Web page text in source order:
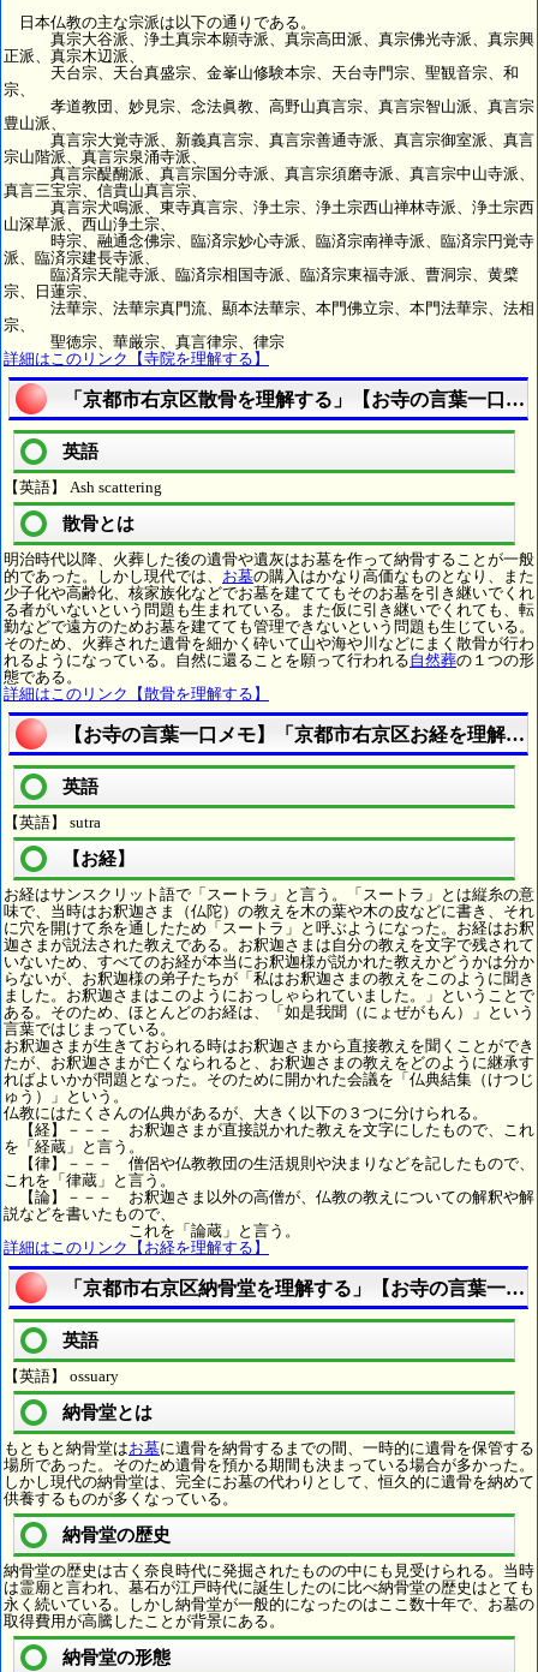
日本仏教の主な宗派は以下の通りである。
真宗大谷派、浄土真宗本願寺派、真宗高田派、真宗佛光寺派、真宗興
正派、真宗木辺派、
天台宗、天台真盛宗、金峯山修験本宗、天台寺門宗、聖観音宗、和
宗、
孝道教団、妙見宗、念法眞教、高野山真言宗、真言宗智山派、真言宗
豊山派、
真言宗大覚寺派、新義真言宗、真言宗善通寺派、真言宗御室派、真言
宗山階派、真言宗泉涌寺派、
真言宗醍醐派、真言宗国分寺派、真言宗須磨寺派、真言宗中山寺派、
真言三宝宗、信貴山真言宗、
真言宗犬鳴派、東寺真言宗、浄土宗、浄土宗西山禅林寺派、浄土宗西
山深草派、西山浄土宗、
時宗、融通念佛宗、臨済宗妙心寺派、臨済宗南禅寺派、臨済宗円覚寺
派、臨済宗建長寺派、
臨済宗天龍寺派、臨済宗相国寺派、臨済宗東福寺派、曹洞宗、黄檗
宗、日蓮宗、
法華宗、法華宗真門流、顯本法華宗、本門佛立宗、本門法華宗、法相
宗、
聖徳宗、華厳宗、真言律宗、律宗
詳細はこのリンク【寺院を理解する】
「京都市右京区散骨を理解する」【お寺の言葉一口メ
英語
【英語】 Ash scattering
散骨とは
明治時代以降、火葬した後の遺骨や遺灰はお墓を作って納骨することが一般
的であった。しかし現代では、 お墓の購入はかなり高価なものとなり、また
少子化や高齢化、核家族化などでお墓を建ててもそのお墓を引き継いでくれ
る者がいないという問題も生まれている。また仮に引き継いでくれても、転
勤などで遠方のためお墓を建てても管理できないという問題も生じている。
そのため、火葬された遺骨を細かく砕いて山や海や川などにまく散骨が行わ
れるようになっている。自然に還ることを願って行われる自然葬の１つの形
態である。
詳細はこのリンク【散骨を理解する】
【お寺の言葉一口メモ】「京都市右京区お経を理解す
英語
【英語】 sutra
【お経】
お経はサンスクリット語で「スートラ」と言う。「スートラ」とは縦糸の意
味で、当時はお釈迦さま（仏陀）の教えを木の葉や木の皮などに書き、それ
に穴を開けて糸を通したため「スートラ」と呼ぶようになった。お経はお釈
迦さまが説法された教えである。お釈迦さまは自分の教えを文字で残されて
いないため、すべてのお経が本当にお釈迦様が説かれた教えかどうかは分か
らないが、お釈迦様の弟子たちが「私はお釈迦さまの教えをこのように聞き
ました。お釈迦さまはこのようにおっしゃられていました。」ということで
ある。そのため、ほとんどのお経は、「如是我聞（にょぜがもん）」という
言葉ではじまっている。
お釈迦さまが生きておられる時はお釈迦さまから直接教えを聞くことができ
たが、お釈迦さまが亡くなられると、お釈迦さまの教えをどのように継承す
ればよいかが問題となった。そのために開かれた会議を「仏典結集（けつじ
ゅう）」という。
仏教にはたくさんの仏典があるが、大きく以下の３つに分けられる。
【経】－－－ お釈迦さまが直接説かれた教えを文字にしたもので、これ
を「経蔵」と言う。
【律】－－－ 僧侶や仏教教団の生活規則や決まりなどを記したもので、
これを「律蔵」と言う。
【論】－－－ お釈迦さま以外の高僧が、仏教の教えについての解釈や解
説などを書いたもので、
これを「論蔵」と言う。
詳細はこのリンク【お経を理解する】
「京都市右京区納骨堂を理解する」【お寺の言葉一口
英語
【英語】 ossuary
納骨堂とは
もともと納骨堂はお墓に遺骨を納骨するまでの間、一時的に遺骨を保管する
場所であった。そのため遺骨を預かる期間も決まっている場合が多かった。
しかし現代の納骨堂は、完全にお墓の代わりとして、恒久的に遺骨を納めて
供養するものが多くなっている。
納骨堂の歴史
納骨堂の歴史は古く奈良時代に発掘されたものの中にも見受けられる。当時
は霊廟と言われ、墓石が江戸時代に誕生したのに比べ納骨堂の歴史はとても
永く続いている。しかし納骨堂が一般的になったのはここ数十年で、お墓の
取得費用が高騰したことが背景にある。
納骨堂の形態